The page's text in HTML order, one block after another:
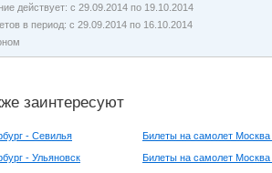
действует: с 29.09.2014 по 19.10.2014
в период: с 29.09.2014 по 16.10.2014
заинтересуют
- Севилья
- Ульяновск
Билеты на самолет Москва
Билеты на самолет Москва